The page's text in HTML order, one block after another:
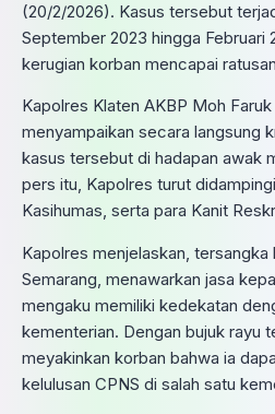
(20/2/2026). Kasus tersebut
September 2023 hingga Februari
kerugian korban mencapai
Kapolres Klaten AKBP Moh Faruk
menyampaikan secara langsung
kasus tersebut di hadapan awak
pers itu, Kapolres turut
Kasihumas, serta para Kanit
Kapolres menjelaskan,
Semarang, menawarkan jasa
mengaku memiliki kedekatan
kementerian. Dengan bujuk rayu
meyakinkan korban bahwa ia
kelulusan CPNS di salah satu